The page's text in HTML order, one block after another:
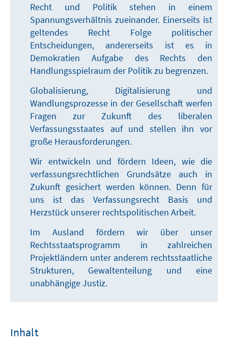
Recht und Politik stehen in einem
Spannungsverhältnis zueinander. Einerseits ist
geltendes Recht Folge politischer
Entscheidungen, andererseits ist es in
Demokratien Aufgabe des Rechts den
Handlungsspielraum der Politik zu begrenzen.
Globalisierung, Digitalisierung und
Wandlungsprozesse in der Gesellschaft werfen
Fragen zur Zukunft des liberalen
Verfassungsstaates auf und stellen ihn vor
große Herausforderungen.
Wir entwickeln und fördern Ideen, wie die
verfassungsrechtlichen Grundsätze auch in
Zukunft gesichert werden können. Denn für
uns ist das Verfassungsrecht Basis und
Herzstück unserer rechtspolitischen Arbeit.
Im Ausland fördern wir über unser
Rechtsstaatsprogramm in zahlreichen
Projektländern unter anderem rechtsstaatliche
Strukturen, Gewaltenteilung und eine
unabhängige Justiz.
Inhalt